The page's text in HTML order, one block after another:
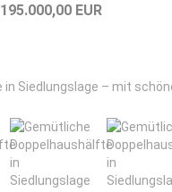
195.000,00 EUR